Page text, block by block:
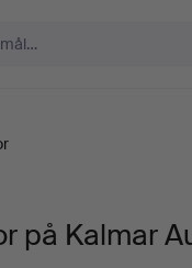
på Kalmar